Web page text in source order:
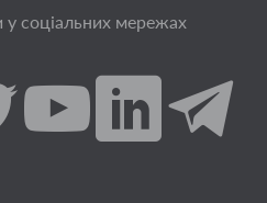
у соціальних мережах